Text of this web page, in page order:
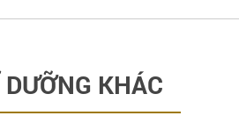
KHÁC